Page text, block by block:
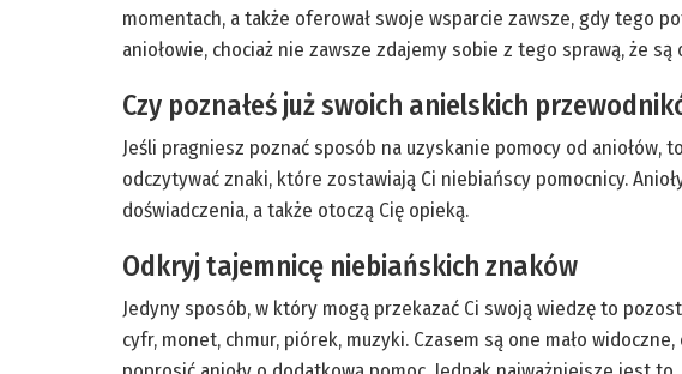
momentach, a także oferował swoje wsparcie zawsze, gdy tego
aniołowie, chociaż nie zawsze zdajemy sobie z tego sprawą, że
Czy poznałeś już swoich anielskich
Jeśli pragniesz poznać sposób na uzyskanie pomocy od
odczytywać znaki, które zostawiają Ci niebiańscy pomocnicy.
doświadczenia, a także otoczą Cię opieką.
Odkryj tajemnicę niebiańskich znaków
Jedyny sposób, w który mogą przekazać Ci swoją wiedzę to
cyfr, monet, chmur, piórek, muzyki. Czasem są one mało